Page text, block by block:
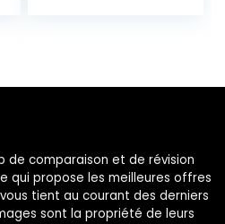
de comparaison et de révision
qui propose les meilleures offres
tient au courant des derniers
sont la propriété de leurs